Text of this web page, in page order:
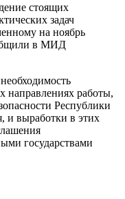
стоящих
задач
на ноябрь
в МИД
направлениях работы,
Республики
и выработки в этих
государствами